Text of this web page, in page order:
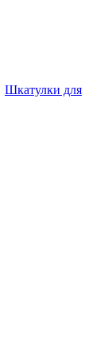
Шкатулки для